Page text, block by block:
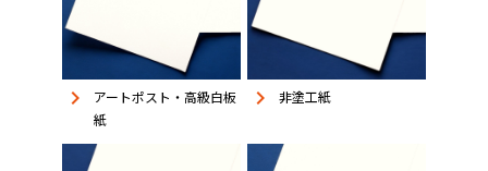
keyboard_arrow_right
アートポスト・高級白板
紙
keyboard_arrow_right 非塗工紙